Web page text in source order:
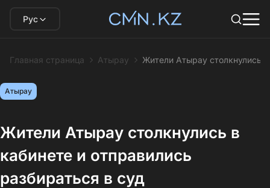
Рус
Главная страница Атырау Жители Атырау столкнулись
Атырау
Жители Атырау столкнулись в
кабинете и отправились
разбираться в суд